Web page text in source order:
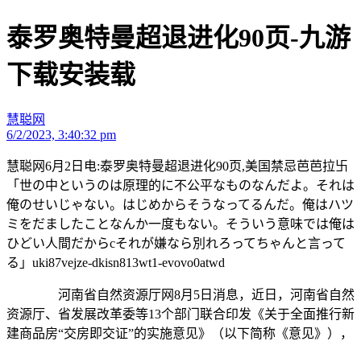
泰罗奥特曼超退进化90页-九游
下载安装载
慧聪网
6/2/2023, 3:40:32 pm
慧聪网6月2日电:泰罗奥特曼超退进化90页,美国禁忌芭芭拉卐
「世の中というのは原理的に不公平なものなんだよ。それは
俺のせいじゃない。はじめからそうなってるんだ。俺はハツ
ミをだましたことなんか一度もない。そういう意味では俺は
ひどい人間だからcそれが嫌なら別れろってちゃんと言って
る」uki87vejze-dkisn813wt1-evovo0atwd
河南省自然资源厅网8月5日消息，近日，河南省自然
资源厅、省发展改革委等13个部门联合印发《关于全面推行新
建商品房“交房即交证”的实施意见》（以下简称《意见》），